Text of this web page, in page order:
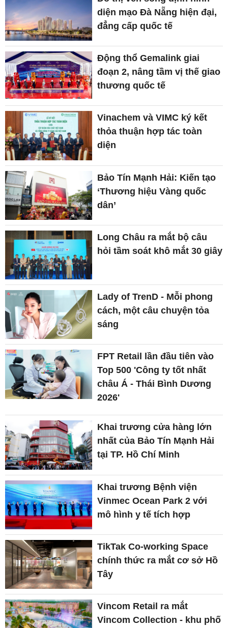
diện mạo Đà Nẵng hiện đại,
đẳng cấp quốc tế
Động thổ Gemalink giai
đoạn 2, nâng tầm vị thế giao
thương quốc tế
Vinachem và VIMC ký kết
thỏa thuận hợp tác toàn
diện
Bảo Tín Mạnh Hải: Kiến tạo
‘Thương hiệu Vàng quốc
dân’
Long Châu ra mắt bộ câu
hỏi tầm soát khô mắt 30 giây
Lady of TrenD - Mỗi phong
cách, một câu chuyện tỏa
sáng
FPT Retail lần đầu tiên vào
Top 500 'Công ty tốt nhất
châu Á - Thái Bình Dương
2026'
Khai trương cửa hàng lớn
nhất của Bảo Tín Mạnh Hải
tại TP. Hồ Chí Minh
Khai trương Bệnh viện
Vinmec Ocean Park 2 với
mô hình y tế tích hợp
TikTak Co-working Space
chính thức ra mắt cơ sở Hồ
Tây
Vincom Retail ra mắt
Vincom Collection - khu phố